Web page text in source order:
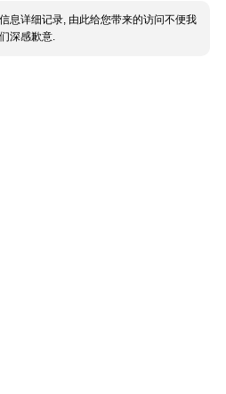
息详细记录, 由此给您带来的访问不便我
们深感歉意.